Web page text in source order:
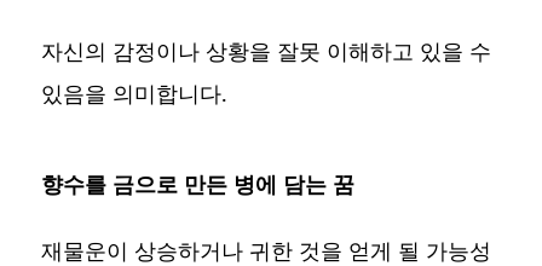
자신의 감정이나 상황을 잘못 이해하고 있을 수
있음을 의미합니다.
향수를 금으로 만든 병에 담는 꿈
재물운이 상승하거나 귀한 것을 얻게 될 가능성